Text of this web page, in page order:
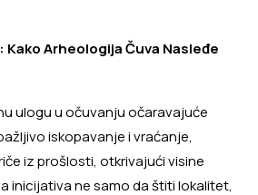
Kako Arheologija Čuva Nasleđe
ulogu u očuvanju očaravajuće
iskopavanje i vraćanje,
iz prošlosti, otkrivajući visine
inicijativa ne samo da štiti lokalitet,